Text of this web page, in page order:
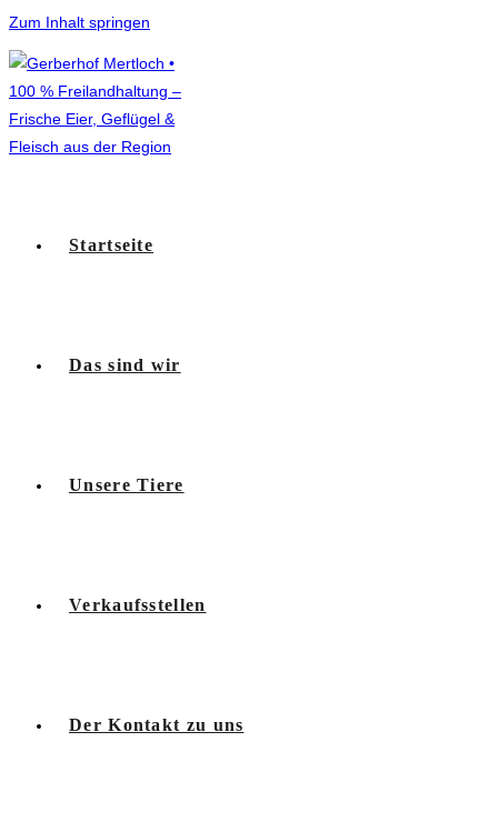
Zum Inhalt springen
Startseite
Das sind wir
Unsere Tiere
Verkaufsstellen
Der Kontakt zu uns